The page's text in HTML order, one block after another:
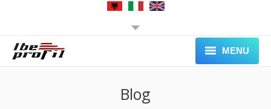
MENU
Blog